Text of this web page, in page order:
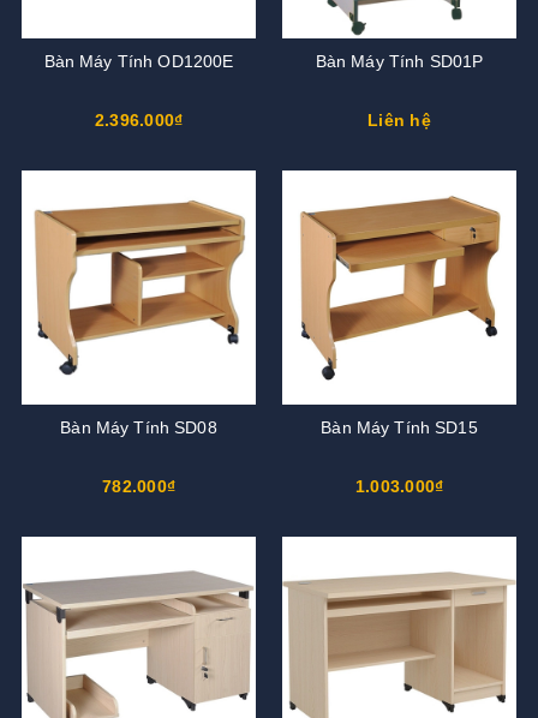
Bàn Máy Tính OD1200E
2.396.000₫
Bàn Máy Tính SD01P
Liên hệ
Bàn Máy Tính SD08
782.000₫
Bàn Máy Tính SD15
1.003.000₫